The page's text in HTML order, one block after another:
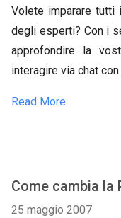
Volete imparare
degli esperti? Con i
approfondire la
interagire via chat
Read More
Come cambia la
25 maggio 2007